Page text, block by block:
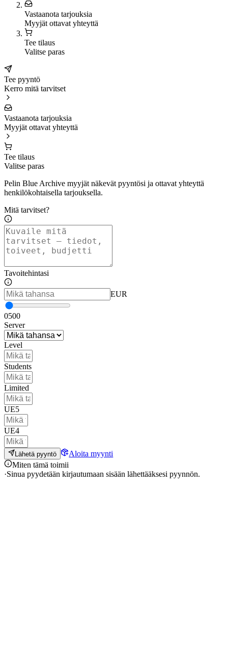
Vastaanota tarjouksia
Myyjät ottavat yhteyttä
Tee tilaus
Valitse paras
Tee pyyntö
Kerro mitä tarvitset
Vastaanota tarjouksia
Myyjät ottavat yhteyttä
Tee tilaus
Valitse paras
Pelin Blue Archive myyjät näkevät pyyntösi ja ottavat yhteyttä
henkilökohtaisella tarjouksella.
Mitä tarvitset?
Tavoitehintasi
EUR
0500
Server
Level
Students
Limited
UE5
UE4
Lähetä pyyntö
Aloita myynti
Miten tämä toimii
·Sinua pyydetään kirjautumaan sisään lähettääksesi pyynnön.